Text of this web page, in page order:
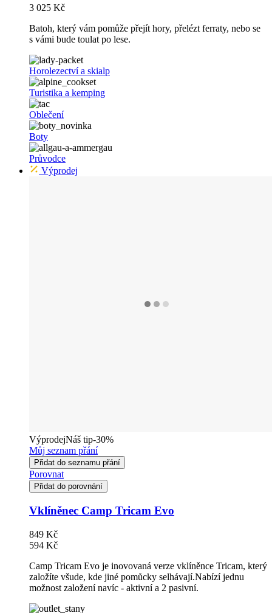
3 025 Kč
Batoh, který vám pomůže přejít hory, přelézt ferraty, nebo se
s vámi bude toulat po lese.
Horolezectví a skialp
Turistika a kemping
Oblečení
Boty
Průvodce
Výprodej
VýprodejNáš tip-30%
Můj seznam přání
Přidat do seznamu přání
Porovnat
Přidat do porovnání
Vklíněnec Camp Tricam Evo
849 Kč
594 Kč
Camp Tricam Evo je inovovaná verze vklíněnce Tricam, který
založíte všude, kde jiné pomůcky selhávají.Nabízí jednu
možnost založení navíc - aktivní a 2 pasivní.